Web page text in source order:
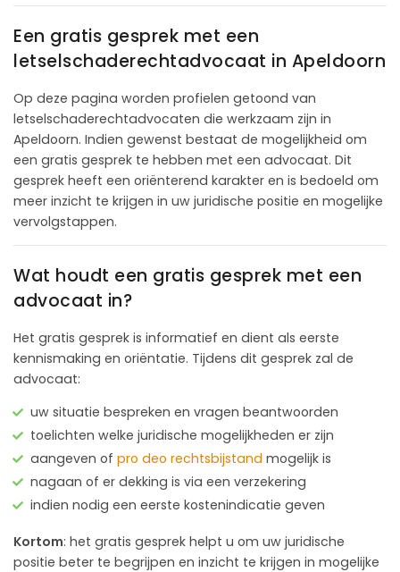
Een gratis gesprek met een
letselschaderechtadvocaat in Apeldoorn
Op deze pagina worden profielen getoond van
letselschaderechtadvocaten die werkzaam zijn in
Apeldoorn. Indien gewenst bestaat de mogelijkheid om
een gratis gesprek te hebben met een advocaat. Dit
gesprek heeft een oriënterend karakter en is bedoeld om
meer inzicht te krijgen in uw juridische positie en mogelijke
vervolgstappen.
Wat houdt een gratis gesprek met een
advocaat in?
Het gratis gesprek is informatief en dient als eerste
kennismaking en oriëntatie. Tijdens dit gesprek zal de
advocaat:
uw situatie bespreken en vragen beantwoorden
toelichten welke juridische mogelijkheden er zijn
aangeven of pro deo rechtsbijstand mogelijk is
nagaan of er dekking is via een verzekering
indien nodig een eerste kostenindicatie geven
Kortom: het gratis gesprek helpt u om uw juridische
positie beter te begrijpen en inzicht te krijgen in mogelijke